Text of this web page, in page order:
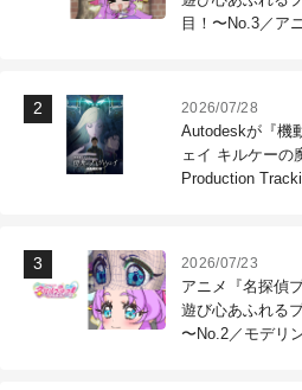
目！〜No.3／ア
2026/07/28
Autodeskが『機
ェイ キルケー
Production
2026/07/23
アニメ『名探偵
遊び心あふれる
〜No.2／モデリ